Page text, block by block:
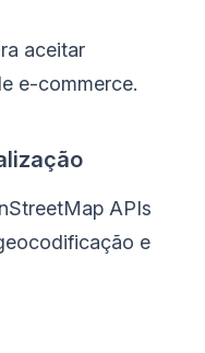
aceitar
e-commerce.
APIs
e